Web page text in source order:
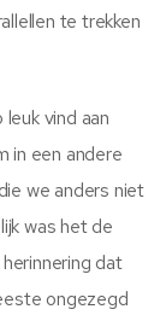
te trekken
vind aan
in een andere
we anders niet
was het de
dat
ongezegd